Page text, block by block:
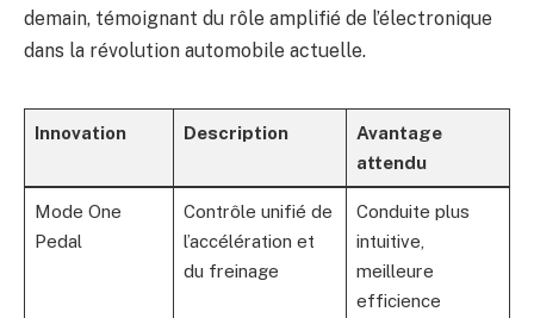
demain, témoignant du rôle amplifié de l’électronique
dans la révolution automobile actuelle.
Innovation Description
Avantage
attendu
Mode One
Pedal
Contrôle unifié de
l’accélération et
du freinage
Conduite plus
intuitive,
meilleure
efficience